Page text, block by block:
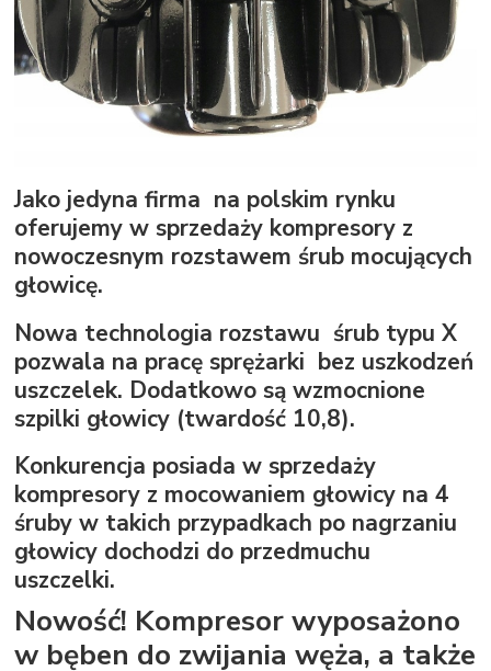
Jako jedyna firma na polskim rynku
oferujemy w sprzedaży kompresory z
nowoczesnym rozstawem śrub mocujących
głowicę.
Nowa technologia rozstawu śrub typu X
pozwala na pracę sprężarki bez uszkodzeń
uszczelek. Dodatkowo są wzmocnione
szpilki głowicy (twardość 10,8).
Konkurencja posiada w sprzedaży
kompresory z mocowaniem głowicy na 4
śruby w takich przypadkach po nagrzaniu
głowicy dochodzi do przedmuchu
uszczelki.
Nowość! Kompresor wyposażono
w bęben do zwijania węża, a także